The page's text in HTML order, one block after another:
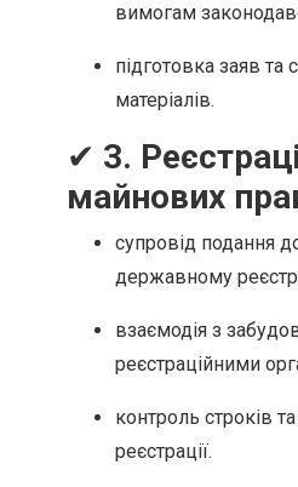
вимогам
підготовка заяв та
матеріалів.
✔ 3.
майнових
супровід подання
державному
взаємодія з
реєстраційними
контроль строків
реєстрації.